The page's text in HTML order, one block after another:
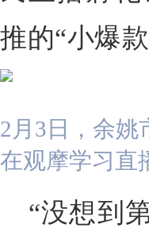
推的“小爆
2月3日，余姚
在观摩学习直
“没想到